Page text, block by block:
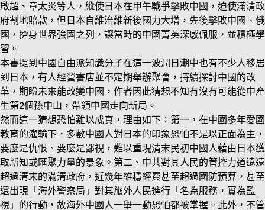
啟超、章太炎等人，縱使日本在甲午戰爭擊敗中國，迫使滿清政
府割地賠款，但日本自維治維新後國力大增，先後擊敗中國、俄
國，擠身世界強國之列，讓當時的中國菁英深感佩服，並積極學
習。
本書提到中國自由派知識分子在這一波潤日潮中也有不少人移居
到日本，有人經營書店並不定期舉辦聚會，持續探討中國的改
革，期盼未來能改變中國，作者因此猜想不知有沒有可能從中產
生第2個孫中山，帶領中國走向新局。
然而這一猜想恐怕難以成真，理由如下：第一，在中國多年愛國
教育的灌輸下，多數中國人對日本的印象恐怕不是以正面為主，
要麼是仇恨、要麼是鄙視，難以重現清末民初中國人藉由日本獲
取新知或匯聚力量的景象。第二、中共對其人民的管控力道遠遠
超過清末的滿清政府，近幾年維穩經費甚至超過國防預算，甚至
還出現「海外警察局」對其旅外人民進行「名為服務，實為監
視」的行動，故海外中國人一舉一動恐怕都被掌握。此外，不管